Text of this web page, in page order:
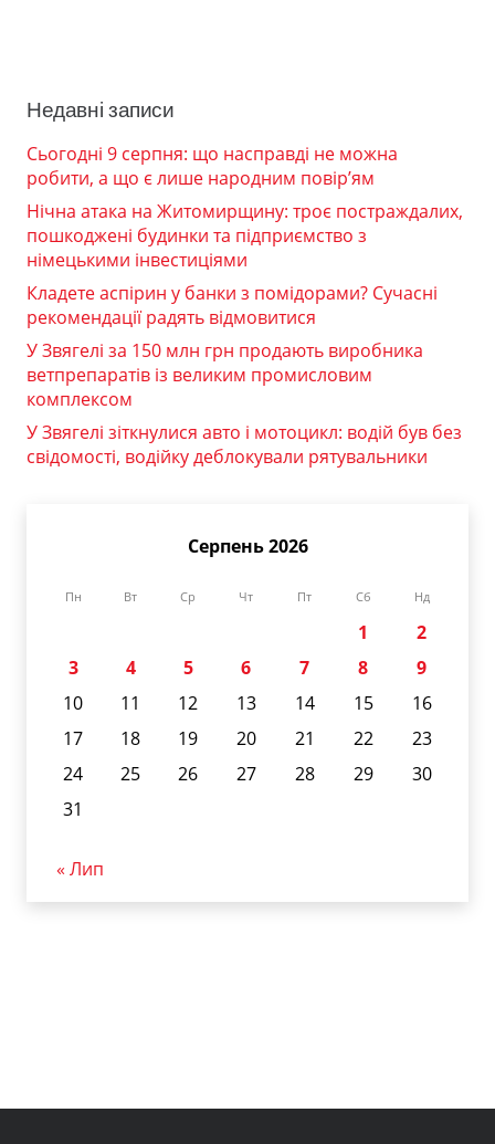
Недавні записи
Сьогодні 9 серпня: що насправді не можна
робити, а що є лише народним повір’ям
Нічна атака на Житомирщину: троє постраждалих,
пошкоджені будинки та підприємство з
німецькими інвестиціями
Кладете аспірин у банки з помідорами? Сучасні
рекомендації радять відмовитися
У Звягелі за 150 млн грн продають виробника
ветпрепаратів із великим промисловим
комплексом
У Звягелі зіткнулися авто і мотоцикл: водій був без
свідомості, водійку деблокували рятувальники
Серпень 2026
Пн Вт Ср Чт Пт Сб Нд
1
2
3
4 5 6 7 8
9
10
11 12 13 14 15
16
17
18 19 20 21 22
23
24
25 26 27 28 29
30
31
« Лип